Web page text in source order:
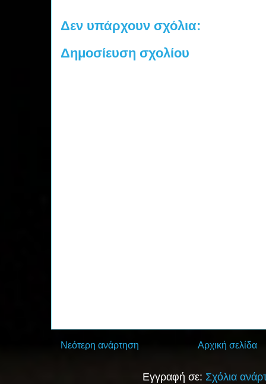
Δεν υπάρχουν σχόλια:
Δημοσίευση σχολίου
Νεότερη ανάρτηση Αρχική σελίδα
Εγγραφή σε: Σχόλια